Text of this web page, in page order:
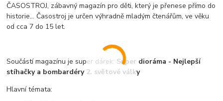
ČASOSTROJ, zábavný magazín pro děti, který je přenese přímo do
historie... Časostroj je určen výhradně mladým čtenářům, ve věku
od cca 7 do 15 let.
Součástí magazínu je super dárek: Super dioráma - Nejlepší
stíhačky a bombardéry 2. světové války
Hlavní témata: